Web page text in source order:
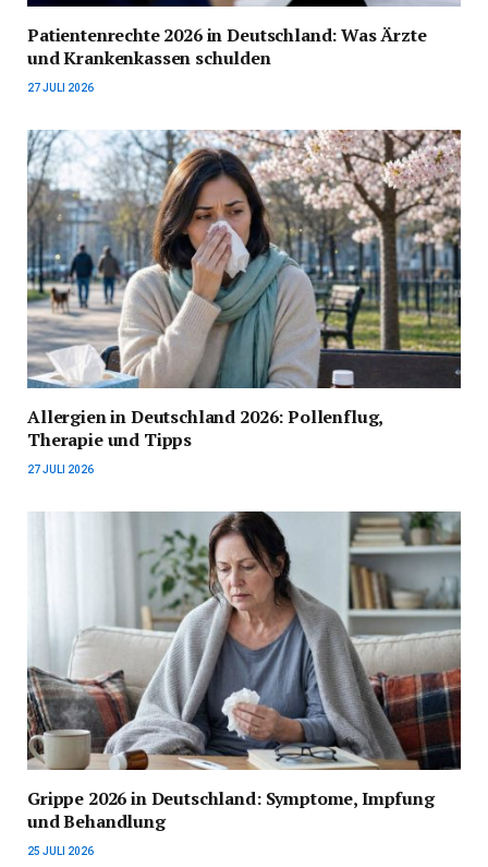
Patientenrechte 2026 in Deutschland: Was Ärzte
und Krankenkassen schulden
27 JULI 2026
Allergien in Deutschland 2026: Pollenflug,
Therapie und Tipps
27 JULI 2026
Grippe 2026 in Deutschland: Symptome, Impfung
und Behandlung
25 JULI 2026